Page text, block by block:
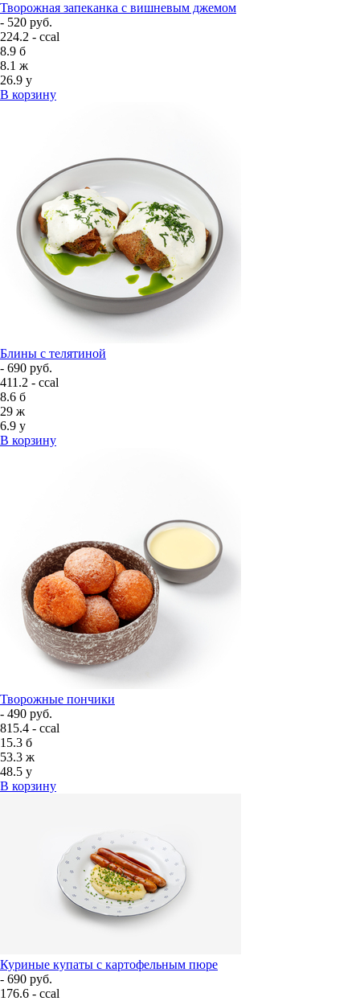
Творожная запеканка с вишневым джемом
- 520 руб.
224.2 - ccal
8.9 б
8.1 ж
26.9 у
В корзину
Блины с телятиной
- 690 руб.
411.2 - ccal
8.6 б
29 ж
6.9 у
В корзину
Творожные пончики
- 490 руб.
815.4 - ccal
15.3 б
53.3 ж
48.5 у
В корзину
Куриные купаты с картофельным пюре
- 690 руб.
176.6 - ccal